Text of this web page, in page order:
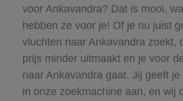
voor Ankavandra? Dat is mooi,
hebben ze voor je! Of je nu juist
vluchten naar Ankavandra zoekt,
prijs minder uitmaakt en je voor
naar Ankavandra gaat. Jij geeft
in onze zoekmachine aan, en wij